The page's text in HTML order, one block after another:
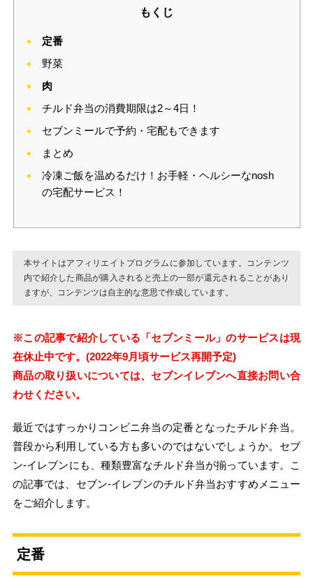
もくじ
定番
野菜
肉
チルド弁当の消費期限は2～4日！
セブンミールで予約・宅配もできます
まとめ
冷凍ご飯を温めるだけ！お手軽・ヘルシーなnosh
の宅配サービス！
本サイトはアフィリエイトプログラムに参加しています。コンテンツ
内で紹介した商品が購入されると売上の一部が還元されることがあり
ますが、コンテンツは自主的な意思で作成しています。
※この記事で紹介している「セブンミール」のサービスは現
在休止中です。(2022年9月頃サービス再開予定)
商品の取り扱いについては、セブンイレブンへ直接お問い合
わせください。
最近ではすっかりコンビニ弁当の定番となったチルド弁当。
普段から利用している方も多いのではないでしょうか。セブ
ン‐イレブンにも、種類豊富なチルド弁当が揃っています。こ
の記事では、セブン‐イレブンのチルド弁当おすすめメニュー
をご紹介します。
定番